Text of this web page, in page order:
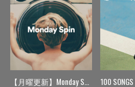
【月曜更新】Monday Spin 100